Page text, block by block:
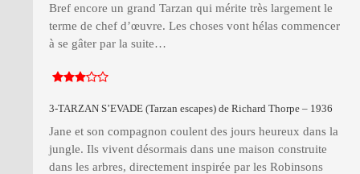
Bref encore un grand Tarzan qui mérite très largement le
terme de chef d’œuvre. Les choses vont hélas commencer
à se gâter par la suite…
3-TARZAN S’EVADE (Tarzan escapes) de Richard Thorpe – 1936
Jane et son compagnon coulent des jours heureux dans la
jungle. Ils vivent désormais dans une maison construite
dans les arbres, directement inspirée par les Robinsons